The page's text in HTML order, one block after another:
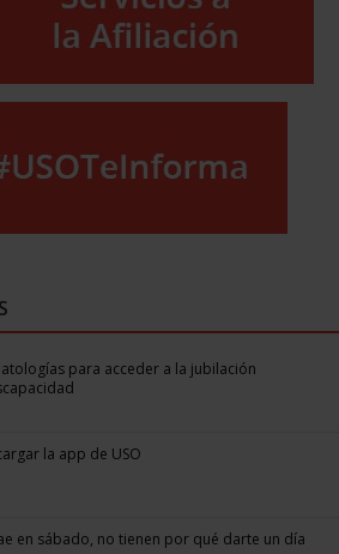
para acceder a la jubilación
la app de USO
en sábado, no tienen por qué darte un día